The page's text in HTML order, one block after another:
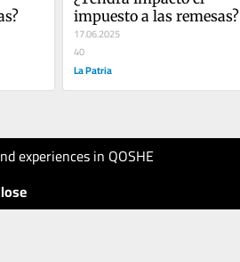
experiences in QOSHE
impuesto a las remesas?
17.06.2025
40
La Patria